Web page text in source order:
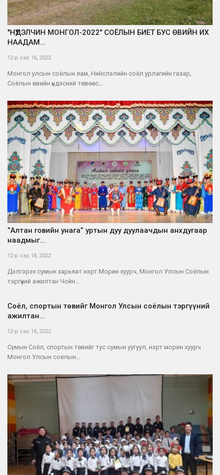
"НҮҮДЭЛЧИН МОНГОЛ-2022" СОЁЛЫН БИЕТ БУС ӨВИЙН ИХ
НААДАМ...
12-р сар 16, 2022
Монгол улсын соёлын яам, Нийслэлийн соёл урлагийн газар,
Соёлын өвийн үндэсний төвөөс...
“Алтан говийн унага” уртын дуу дуулаачдын анхдугаар
наадмыг...
12-р сар 16, 2022
Дэлгэрэх сумын харьяат нэрт Морин хуурч, Монгол Улсын Соёлын
тэргүүний ажилтан Чойн...
Соёл, спортын төвийг Монгол Улсын соёлын тэргүүний
ажилтан...
12-р сар 16, 2022
Сумын Соёл, спортын төвийг тус сумын уугуул, нэрт морин хуурч
Монгол Улсын соёлын...